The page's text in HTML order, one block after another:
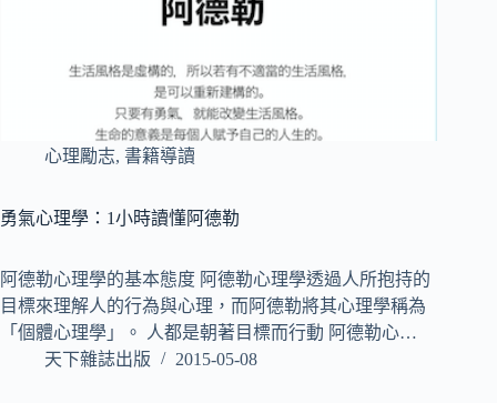
心理勵志, 書籍導讀
勇氣心理學：1小時讀懂阿德勒
阿德勒心理學的基本態度 阿德勒心理學透過人所抱持的
目標來理解人的行為與心理，而阿德勒將其心理學稱為
「個體心理學」。 人都是朝著目標而行動 阿德勒心…
天下雜誌出版
2015-05-08